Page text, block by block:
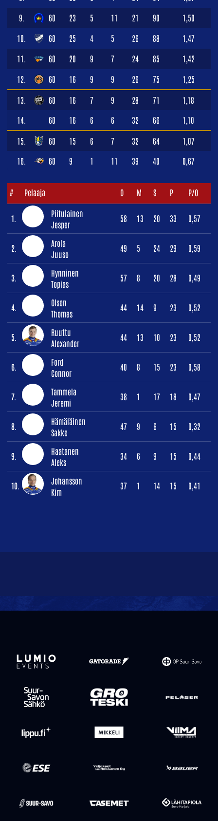
9. 60 23 5 11 21 90 1,50
10. 60 25 4 5 26 88 1,47
11. 60 20 9 7 24 85 1,42
12. 60 16 9 9 26 75 1,25
13. 60 16 7 9 28 71 1,18
14. 60 16 6 6 32 66 1,10
15. 60 15 6 7 32 64 1,07
16. 60 9 1 11 39 40 0,67
# Pelaaja O M S P P/O
1.
Piitulainen
Jesper
58 13 20 33 0,57
2.
Arola
Juuso
49 5 24 29 0,59
3.
Hynninen
Topias
57 8 20 28 0,49
4.
Olsen
Thomas
44 14 9 23 0,52
5.
Ruuttu
Alexander
44 13 10 23 0,52
6.
Ford
Connor
40 8 15 23 0,58
7.
Tammela
Jeremi
38 1 17 18 0,47
8.
Hämäläinen
Sakke
47 9 6 15 0,32
9.
Haatanen
Aleks
34 6 9 15 0,44
10.
Johansson
Kim
37 1 14 15 0,41